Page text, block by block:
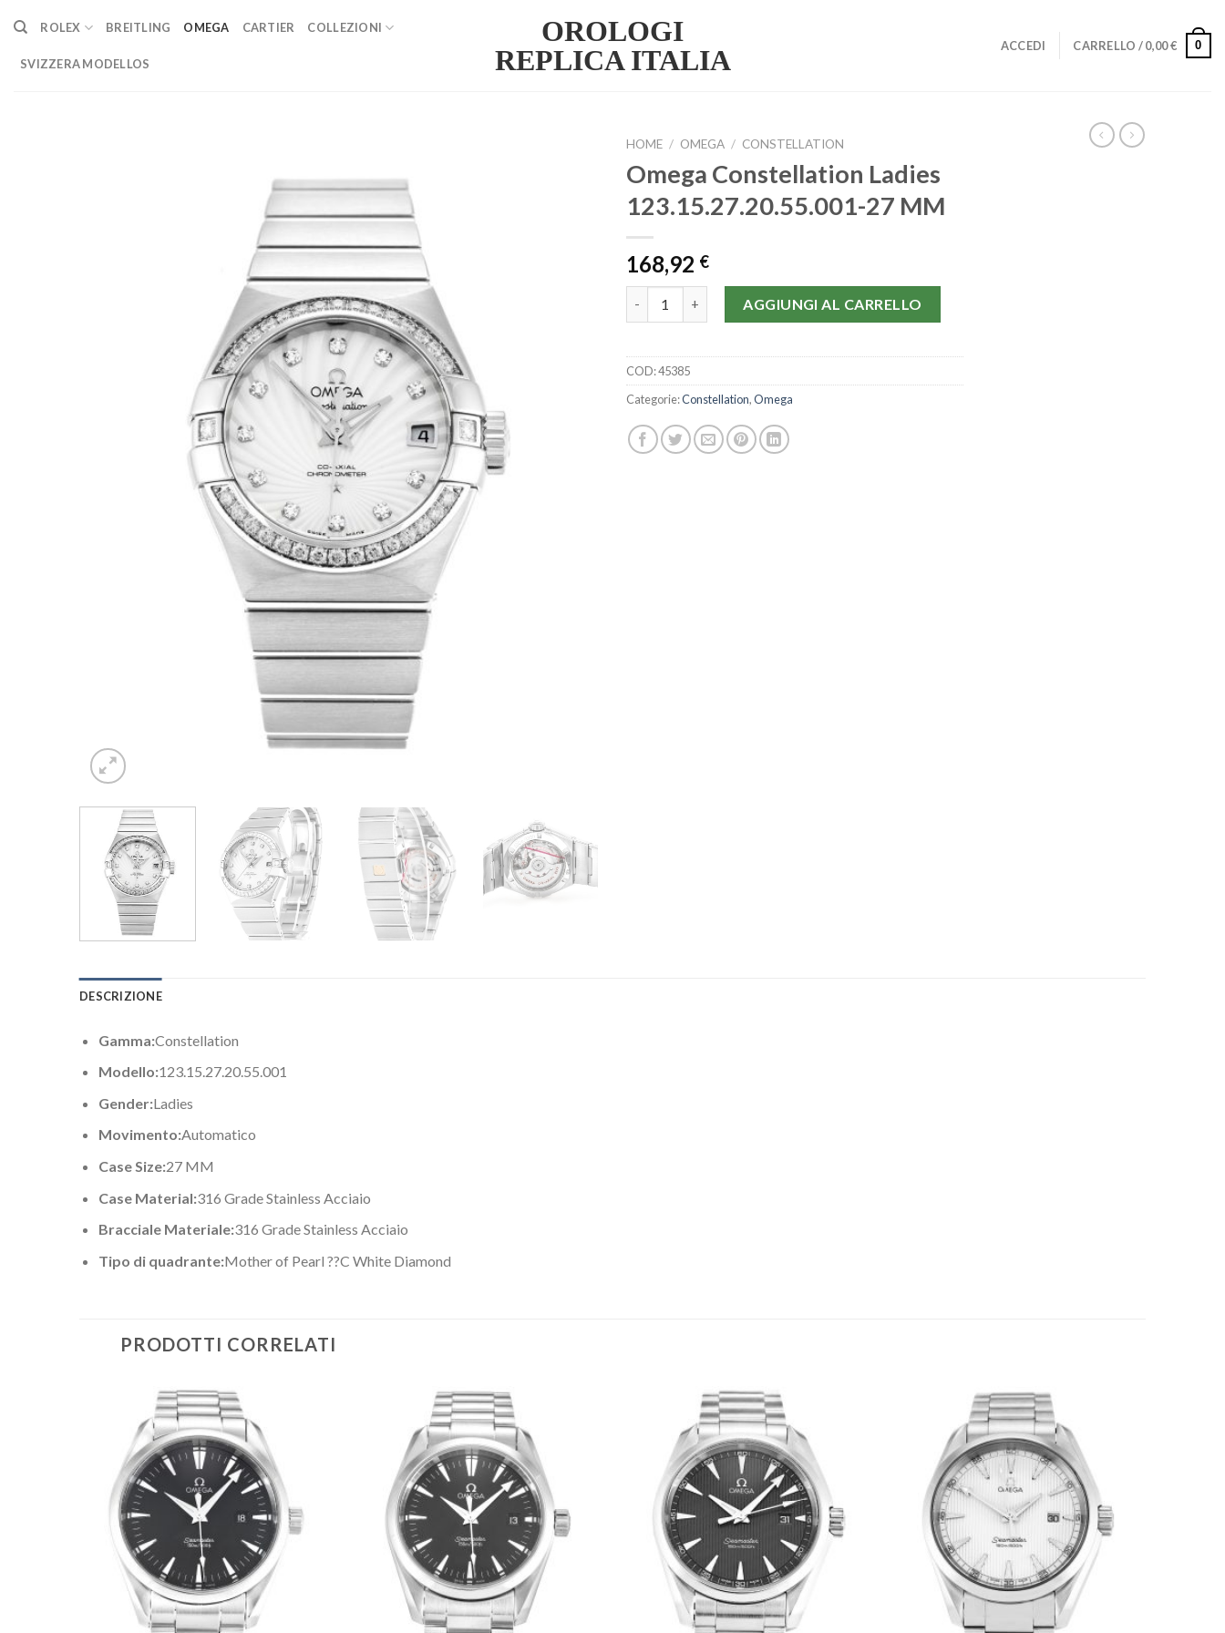
content
OROLOGI
REPLICA ITALIA
ROLEX BREITLING OMEGA CARTIER COLLEZIONI
SVIZZERA MODELLOS
ACCEDI CARRELLO /0,00€ 0
HOME / OMEGA / CONSTELLATION
Omega Constellation Ladies
123.15.27.20.55.001-27 MM
168,92 €
AGGIUNGI AL CARRELLO
COD:45385
Categorie:Constellation,Omega
DESCRIZIONE
Gamma:Constellation
Modello:123.15.27.20.55.001
Gender:Ladies
Movimento:Automatico
Case Size:27 MM
Case Material:316 Grade Stainless Acciaio
Bracciale Materiale:316 Grade Stainless Acciaio
Tipo di quadrante:Mother of Pearl ??C White Diamond
PRODOTTI CORRELATI